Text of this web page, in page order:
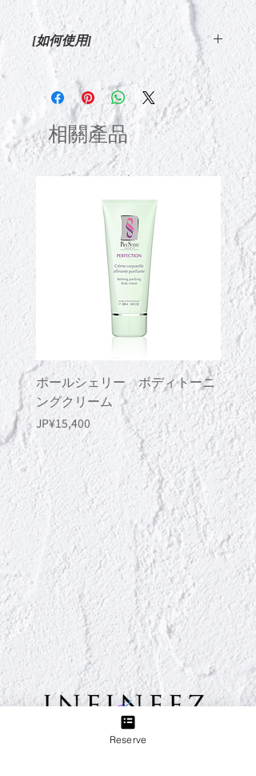
[如何使用]
打造紧致、有光泽的肌肤...
洗脸后，取适量涂抹于洁净的肌肤上。
如果您担心干燥，请在使用普通面霜之
前添加一些油。使用后添加轻拍也很有
效。
为了拥有紧实光滑的身体...
适用于清洁的皮肤或沐浴后湿润的皮
湿护理。如果使用Nux身体磨砂膏等去
除多余死皮细胞的皮肤，会让您的身体
如缎子般光滑。
打造闪亮、健康、美丽的头发...
取适量，重点涂抹在担心干燥的发尾
处。洗发前将其用作密集发膜时，用毛
巾包裹并保持约 15 分钟。它可以使头
发闪亮、柔顺。
相關產品
ポールシェリー ボディトーニ
ングクリーム
價格
JP¥15,400
ポー
ング
價格
Reserve